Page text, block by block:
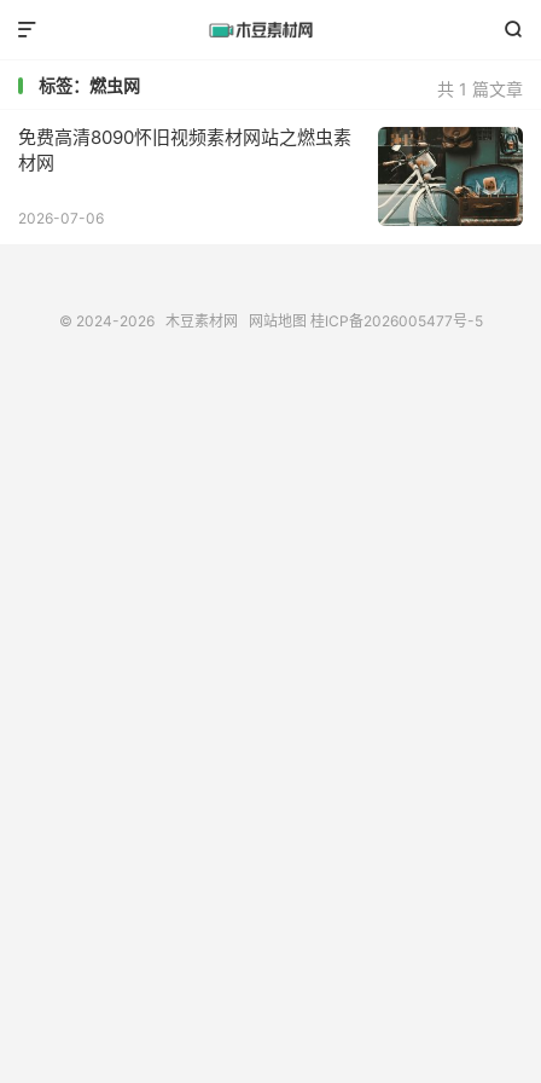


共 1 篇文章
标签：燃虫网
免费高清8090怀旧视频素材网站之燃虫素
材网
2026-07-06
© 2024-2026 木豆素材网 网站地图 桂ICP备2026005477号-5